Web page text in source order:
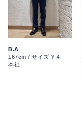
B.A
167cm / サイズ Y 4
本社